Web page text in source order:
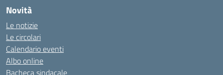
Novità
Le notizie
Le circolari
Calendario eventi
Albo online
Bacheca sindacale